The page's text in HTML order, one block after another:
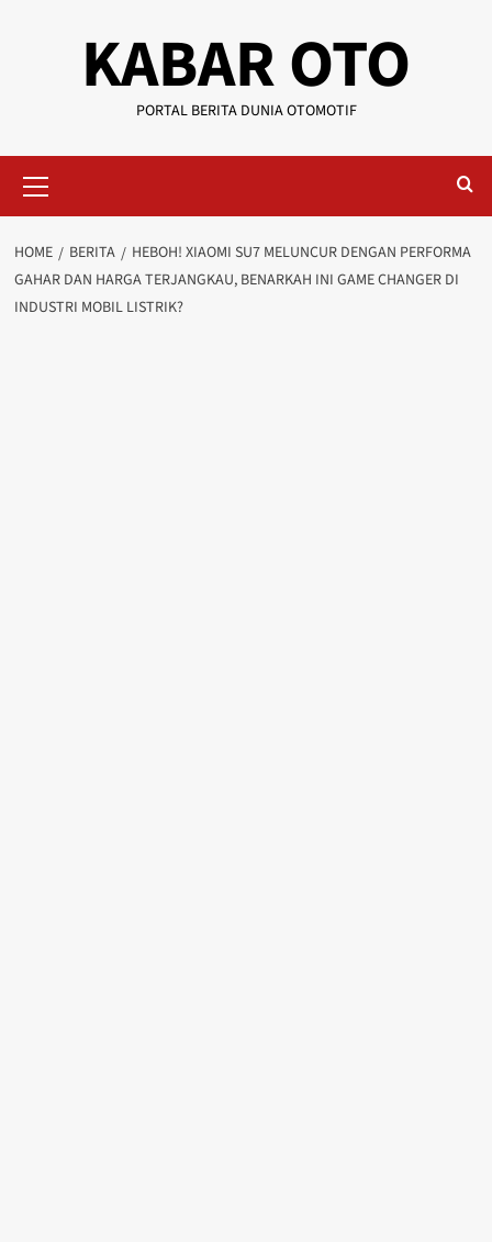
KABAR OTO
PORTAL BERITA DUNIA OTOMOTIF
HOME BERITA
HEBOH! XIAOMI SU7 MELUNCUR DENGAN PERFORMA
GAHAR DAN HARGA TERJANGKAU, BENARKAH INI GAME CHANGER DI
INDUSTRI MOBIL LISTRIK?